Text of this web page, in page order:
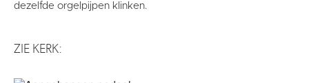
dezelfde orgelpijpen klinken.
ZIE KERK: